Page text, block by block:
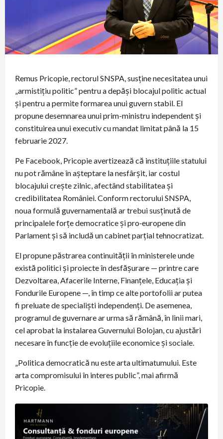
Remus Pricopie, rectorul SNSPA, susține necesitatea unui
„armistițiu politic” pentru a depăși blocajul politic actual
și pentru a permite formarea unui guvern stabil. El
propune desemnarea unui prim-ministru independent şi
constituirea unui executiv cu mandat limitat până la 15
februarie 2027.
Pe Facebook, Pricopie avertizează că instituțiile statului
nu pot rămâne în aşteptare la nesfârșit, iar costul
blocajului crește zilnic, afectând stabilitatea şi
credibilitatea României. Conform rectorului SNSPA,
noua formulă guvernamentală ar trebui susținută de
principalele forţe democratice şi pro‑europene din
Parlament şi să includă un cabinet parţial tehnocratizat.
El propune păstrarea continuităţii în ministerele unde
există politici şi proiecte în desfăşurare — printre care
Dezvoltarea, Afacerile Interne, Finanţele, Educaţia şi
Fondurile Europene —, în timp ce alte portofolii ar putea
fi preluate de specialiști independenți. De asemenea,
programul de guvernare ar urma să rămână, în linii mari,
cel aprobat la instalarea Guvernului Bolojan, cu ajustări
necesare în funcţie de evoluţiile economice şi sociale.
„Politica democratică nu este arta ultimatumului. Este
arta compromisului în interes public”, mai afirmă
Pricopie.